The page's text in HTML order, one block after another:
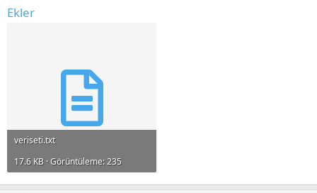
Ekler
veriseti.txt
17.6 KB · Görüntüleme: 235